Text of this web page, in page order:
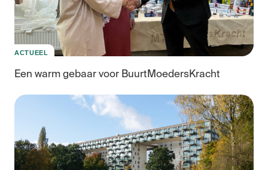
ACTUEEL
Een warm gebaar voor BuurtMoedersKracht